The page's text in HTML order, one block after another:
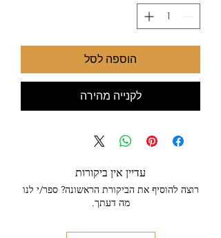
הוספה לסל
לקנייה מהירה
עדיין אין ביקורות
רוצה להוסיף את הביקורת הראשונה? ספר/י לנו
מה דעתך.